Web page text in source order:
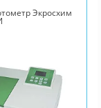
Экросхим